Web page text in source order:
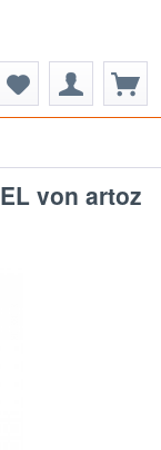
von artoz